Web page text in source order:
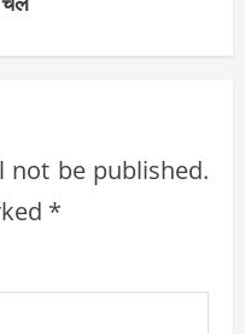
not be published.
*